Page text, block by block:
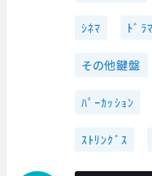
ｼﾈﾏ ﾄﾞﾗﾏ
その他鍵盤
ﾊﾟｰｶｯｼｮﾝ
ｽﾄﾘﾝｸﾞｽ